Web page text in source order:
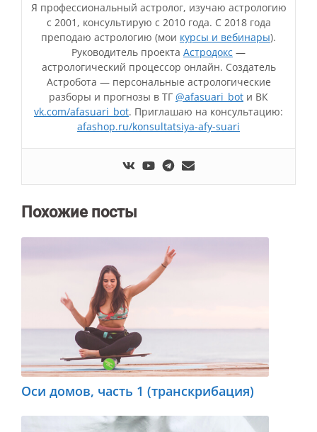
Я профессиональный астролог, изучаю астрологию
с 2001, консультирую с 2010 года. С 2018 года
преподаю астрологию (мои курсы и вебинары).
Руководитель проекта Астродокс —
астрологический процессор онлайн. Создатель
Астробота — персональные астрологические
разборы и прогнозы в ТГ @afasuari_bot и ВК
vk.com/afasuari_bot. Приглашаю на консультацию:
afashop.ru/konsultatsiya-afy-suari
Похожие посты
Оси домов, часть 1 (транскрибация)